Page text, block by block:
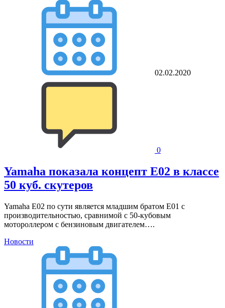
02.02.2020
0
Yamaha показала концепт E02 в классе
50 куб. скутеров
Yamaha E02 по сути является младшим братом E01 с
производительностью, сравнимой с 50-кубовым
мотороллером с бензиновым двигателем….
Новости